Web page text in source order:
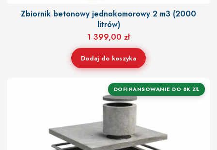
Zbiornik betonowy jednokomorowy 2 m3 (2000
litrów)
1 399,00 zł
Dodaj do koszyka
DOFINANSOWANIE DO 8K ZŁ